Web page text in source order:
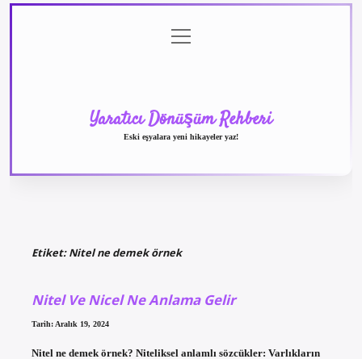
menüyü
aç
Yaratıcı Dönüşüm Rehberi
Eski eşyalara yeni hikayeler yaz!
Etiket:Nitel ne demek örnek
Nitel Ve Nicel Ne Anlama Gelir
Tarih: Aralık 19, 2024
Nitel ne demek örnek? Niteliksel anlamlı sözcükler: Varlıkların